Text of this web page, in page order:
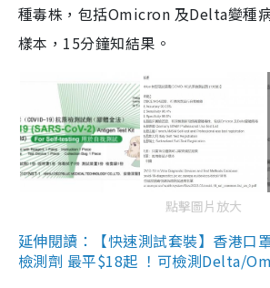
種毒株，包括Omicron 及Delta變種
樣本，15分鐘知結果。
點擊圖片放大
延伸閱讀：【快速測試套裝】香港口
檢測劑 最平$18起 ！可檢測Delta/